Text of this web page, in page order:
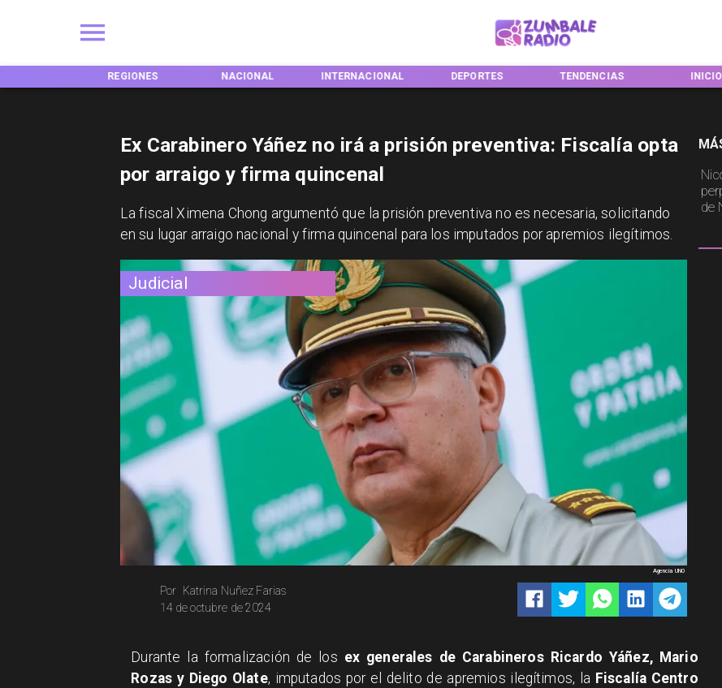
REGIONES NACIONAL INTERNACIONAL DEPORTES TENDENCIAS INICIO
Judicial
Katrina Nuñez Farias
Por
14 de octubre de 2024
Agencia UNO
de
Ex Carabinero Yáñez no irá a prisión preventiva: Fiscalía opta
por arraigo y firma quincenal
​La fiscal Ximena Chong argumentó que la prisión preventiva no es necesaria, solicitando
en su lugar arraigo nacional y firma quincenal para los imputados por apremios ilegítimos.
​Durante la formalización de los ex generales de Carabineros Ricardo Yáñez, Mario
Rozas y Diego Olate, imputados por el delito de apremios ilegítimos, la Fiscalía Centro